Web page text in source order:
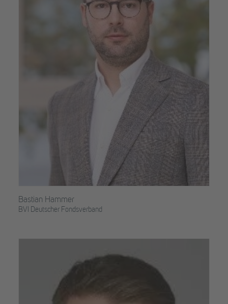
Bastian Hammer
BVI Deutscher Fondsverband